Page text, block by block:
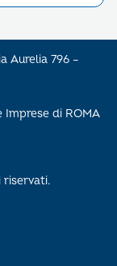
Aurelia 796 –
Imprese di ROMA
riservati.